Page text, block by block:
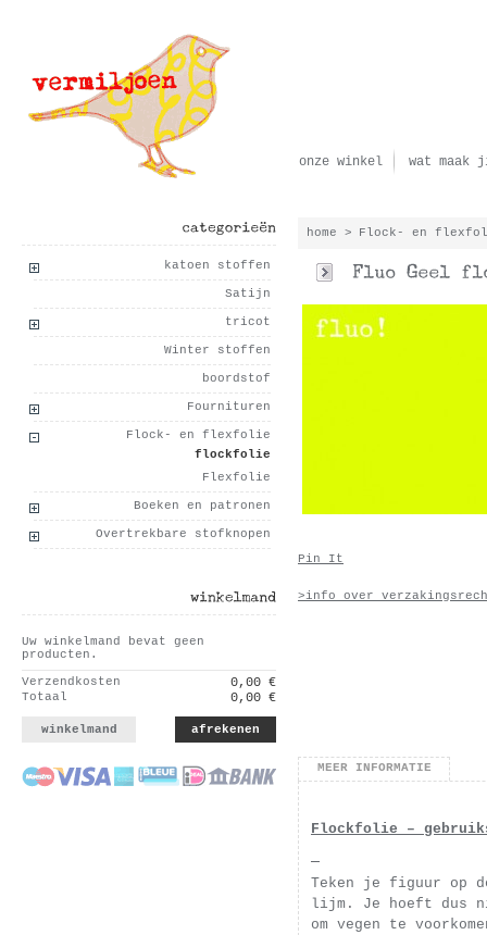
onze winkel wat maak
katoen stoffen
Satijn
tricot
Winter stoffen
boordstof
Fournituren
Flock- en flexfolie
flockfolie
Flexfolie
Boeken en patronen
Overtrekbare stofknopen
Uw winkelmand bevat geen
producten.
Verzendkosten 0,00 €
Totaal 0,00 €
winkelmand afrekenen
home > Flock- en
Pin It
>info over
MEER INFORMATIE
Flockfolie –
Teken je figuur op
lijm. Je hoeft dus
om vegen te